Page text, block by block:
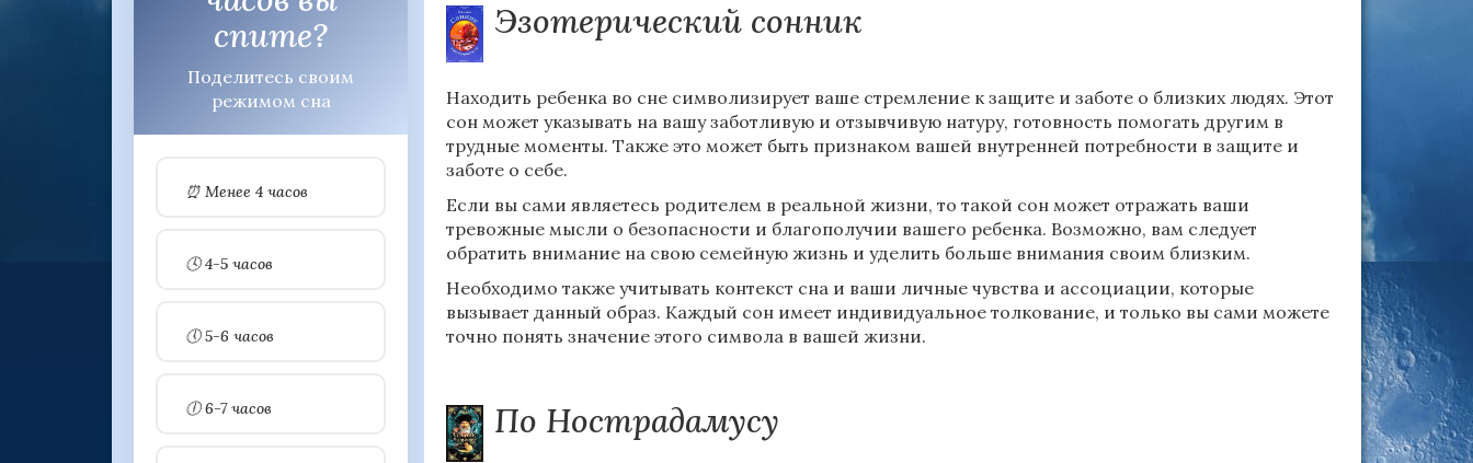
спите?
Поделитесь своим
режимом сна
⏰ Менее 4 часов
🕓 4-5 часов
🕔 5-6 часов
🕕 6-7 часов
Эзотерический сонник
Находить ребенка во сне символизирует ваше стремление к защите и заботе о близких людях. Этот
сон может указывать на вашу заботливую и отзывчивую натуру, готовность помогать другим в
трудные моменты. Также это может быть признаком вашей внутренней потребности в защите и
заботе о себе.
Если вы сами являетесь родителем в реальной жизни, то такой сон может отражать ваши
тревожные мысли о безопасности и благополучии вашего ребенка. Возможно, вам следует
обратить внимание на свою семейную жизнь и уделить больше внимания своим близким.
Необходимо также учитывать контекст сна и ваши личные чувства и ассоциации, которые
вызывает данный образ. Каждый сон имеет индивидуальное толкование, и только вы сами можете
точно понять значение этого символа в вашей жизни.
По Нострадамусу